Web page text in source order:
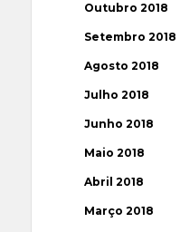
Outubro 2018
Setembro 2018
Agosto 2018
Julho 2018
Junho 2018
Maio 2018
Abril 2018
Março 2018